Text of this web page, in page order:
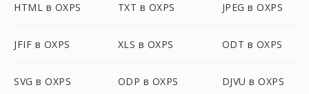
HTML в OXPS TXT в OXPS JPEG в OXPS
JFIF в OXPS XLS в OXPS ODT в OXPS
SVG в OXPS ODP в OXPS DJVU в OXPS